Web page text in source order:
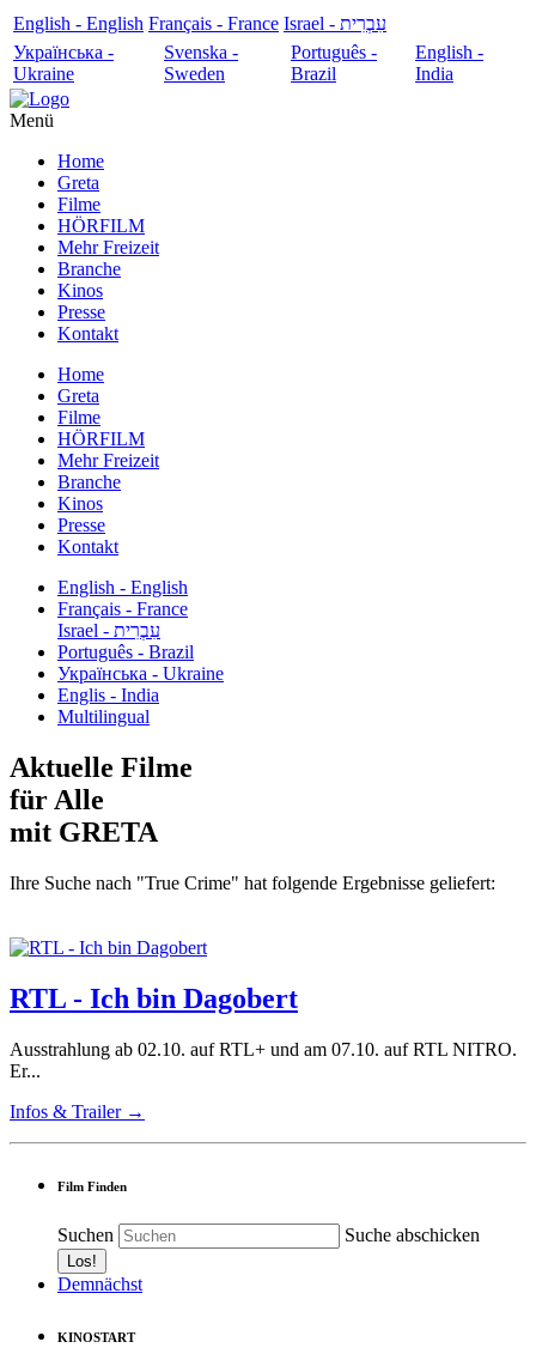
English - English Français - France
עִבְרִית - Israel
Українська -
Ukraine
Svenska -
Sweden
Português -
Brazil
English -
India
Menü
Home
Greta
Filme
HÖRFILM
Mehr Freizeit
Branche
Kinos
Presse
Kontakt
Home
Greta
Filme
HÖRFILM
Mehr Freizeit
Branche
Kinos
Presse
Kontakt
English - English
Français - France
עִבְרִית - Israel
Português - Brazil
Українська - Ukraine
Englis - India
Multilingual
Aktuelle Filme
für Alle
mit GRETA
Ihre Suche nach "True Crime" hat folgende Ergebnisse geliefert:
RTL - Ich bin Dagobert
Ausstrahlung ab 02.10. auf RTL+ und am 07.10. auf RTL NITRO.
Er...
Infos & Trailer →
Film Finden
Suchen Suche abschicken
Demnächst
KINOSTART